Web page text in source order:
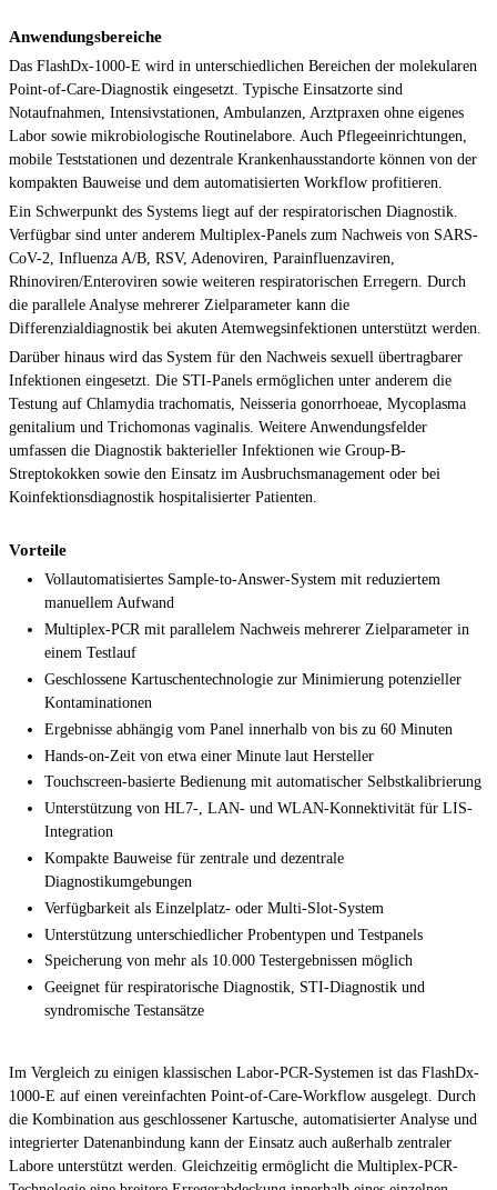
Anwendungsbereiche
Das FlashDx-1000-E wird in unterschiedlichen Bereichen der molekularen
Point-of-Care-Diagnostik eingesetzt. Typische Einsatzorte sind
Notaufnahmen, Intensivstationen, Ambulanzen, Arztpraxen ohne eigenes
Labor sowie mikrobiologische Routinelabore. Auch Pflegeeinrichtungen,
mobile Teststationen und dezentrale Krankenhausstandorte können von der
kompakten Bauweise und dem automatisierten Workflow profitieren.
Ein Schwerpunkt des Systems liegt auf der respiratorischen Diagnostik.
Verfügbar sind unter anderem Multiplex-Panels zum Nachweis von SARS-
CoV-2, Influenza A/B, RSV, Adenoviren, Parainfluenzaviren,
Rhinoviren/Enteroviren sowie weiteren respiratorischen Erregern. Durch
die parallele Analyse mehrerer Zielparameter kann die
Differenzialdiagnostik bei akuten Atemwegsinfektionen unterstützt werden.
Darüber hinaus wird das System für den Nachweis sexuell übertragbarer
Infektionen eingesetzt. Die STI-Panels ermöglichen unter anderem die
Testung auf Chlamydia trachomatis, Neisseria gonorrhoeae, Mycoplasma
genitalium und Trichomonas vaginalis. Weitere Anwendungsfelder
umfassen die Diagnostik bakterieller Infektionen wie Group-B-
Streptokokken sowie den Einsatz im Ausbruchsmanagement oder bei
Koinfektionsdiagnostik hospitalisierter Patienten.
Vorteile
Vollautomatisiertes Sample-to-Answer-System mit reduziertem
manuellem Aufwand
Multiplex-PCR mit parallelem Nachweis mehrerer Zielparameter in
einem Testlauf
Geschlossene Kartuschentechnologie zur Minimierung potenzieller
Kontaminationen
Ergebnisse abhängig vom Panel innerhalb von bis zu 60 Minuten
Hands-on-Zeit von etwa einer Minute laut Hersteller
Touchscreen-basierte Bedienung mit automatischer Selbstkalibrierung
Unterstützung von HL7-, LAN- und WLAN-Konnektivität für LIS-
Integration
Kompakte Bauweise für zentrale und dezentrale
Diagnostikumgebungen
Verfügbarkeit als Einzelplatz- oder Multi-Slot-System
Unterstützung unterschiedlicher Probentypen und Testpanels
Speicherung von mehr als 10.000 Testergebnissen möglich
Geeignet für respiratorische Diagnostik, STI-Diagnostik und
syndromische Testansätze
Im Vergleich zu einigen klassischen Labor-PCR-Systemen ist das FlashDx-
1000-E auf einen vereinfachten Point-of-Care-Workflow ausgelegt. Durch
die Kombination aus geschlossener Kartusche, automatisierter Analyse und
integrierter Datenanbindung kann der Einsatz auch außerhalb zentraler
Labore unterstützt werden. Gleichzeitig ermöglicht die Multiplex-PCR-